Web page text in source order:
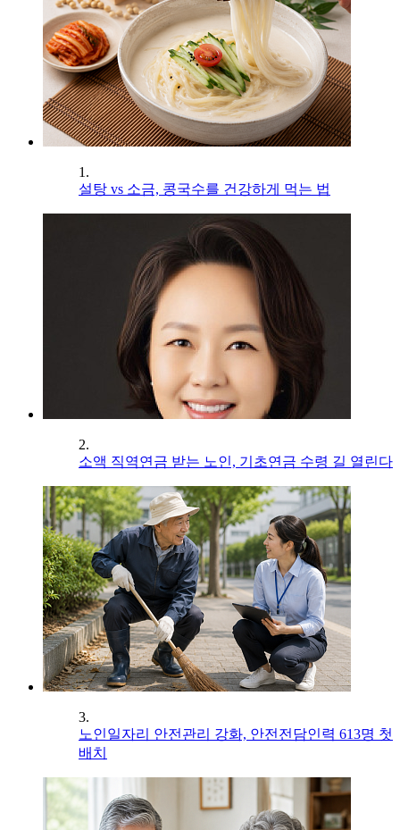
1.
설탕 vs 소금, 콩국수를 건강하게 먹는 법
2.
소액 직역연금 받는 노인, 기초연금 수령 길 열린다
3.
노인일자리 안전관리 강화, 안전전담인력 613명 첫
배치